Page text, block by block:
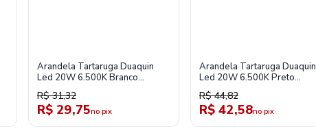
Arandela Tartaruga Duaquin
Led 20W 6.500K Branco
Tl020316
R$ 31,32
R$ 29,75no pix
Arandela Tartaruga Duaquin
Led 20W 6.500K Preto
Tl020326
R$ 44,82
R$ 42,58no pix